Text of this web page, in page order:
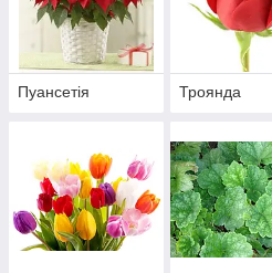
Пуансетія Троянда